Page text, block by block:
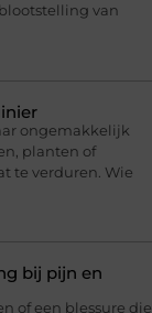
van
ongemakkelijk
planten of
te verduren. Wie
bij pijn en
of een blessure die